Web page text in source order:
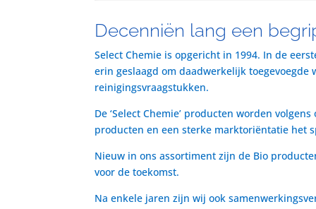
Decenniën lang een
Select Chemie is opgericht in 1994. In de
erin geslaagd om daadwerkelijk
reinigingsvraagstukken.
De ‘Select Chemie’ producten worden
producten en een sterke marktoriëntatie het
Nieuw in ons assortiment zijn de Bio
voor de toekomst.
Na enkele jaren zijn wij ook